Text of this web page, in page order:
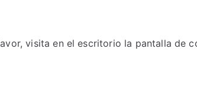
visita en el escritorio la pantalla de